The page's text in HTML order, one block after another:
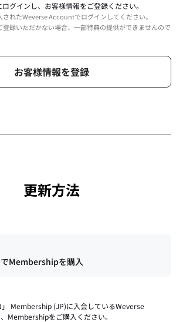
グインし、お客様情報をご登録ください。
れたWeverse Accountでログインしてください。
録いただかない場合、一部特典の提供ができませんので
お客様情報を登録
更新方法
Membershipを購入
」 Membership (JP)に入会しているWeverse
Membershipをご購入ください。